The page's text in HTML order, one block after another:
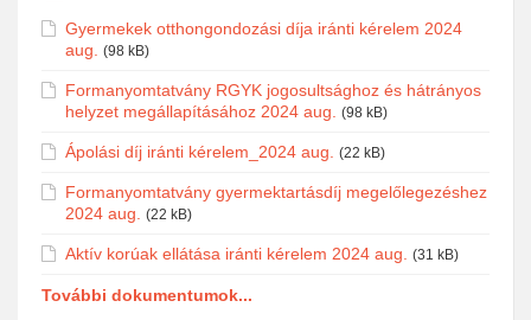
Gyermekek otthongondozási díja iránti kérelem 2024
aug. (98 kB)
Formanyomtatvány RGYK jogosultsághoz és hátrányos
helyzet megállapításához 2024 aug. (98 kB)
Ápolási díj iránti kérelem_2024 aug. (22 kB)
Formanyomtatvány gyermektartásdíj megelőlegezéshez
2024 aug. (22 kB)
Aktív korúak ellátása iránti kérelem 2024 aug. (31 kB)
További dokumentumok...